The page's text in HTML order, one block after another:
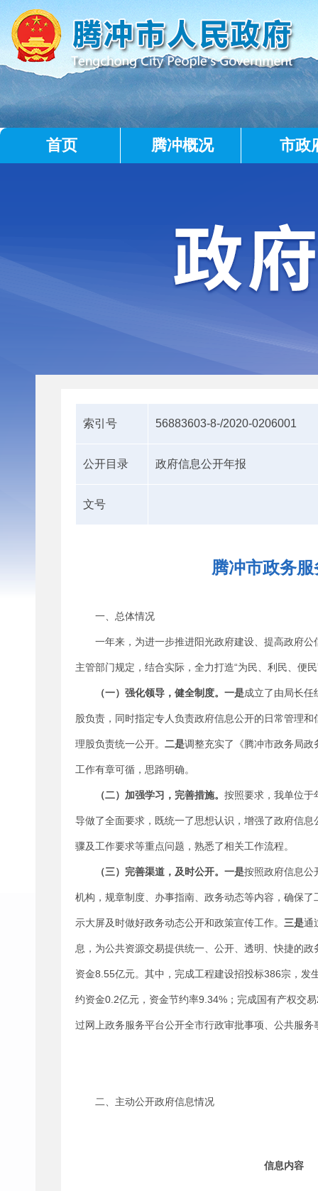
首页 腾冲概况 市政
索引号 56883603-8-/2020-0206001
公开目录 政府信息公开年报
文号
腾冲市政务
一、总体情况
一年来，为进一步推进阳光政府建设、提高政府
主管部门规定，结合实际，全力打造“为民、利民、便
（一）强化领导， 健全制度。一是成立了由局长任
股负责，同时指定专人负责政府信息公开的日常管理
理股负责统一公开。 二是调整充实了《腾冲市政务局
工作有章可循，思路明确。
（二）加强学习， 完善措施。 按照要求，我单位于
导做了全面要求，既统一了思想认识，增强了政府信
骤及工作要求等重点问题，熟悉了相关工作流程。
（三）完善渠道，及时公开。一是按照政府信息公
机构，规章制度、办事指南、政务动态等内容，确保了
示大屏及时做好政务动态公开和政策宣传工作。 三是通
息，为公共资源交易提供统一、公开、透明、快捷的
资金8.55亿元。其中，完成工程建设招投标386宗，
约资金0.2亿元，资金节约率9.34%；完成国有产权交
过网上政务服务平台公开全市行政审批事项、公共服
二、主动公开政府信息情况
信息内容